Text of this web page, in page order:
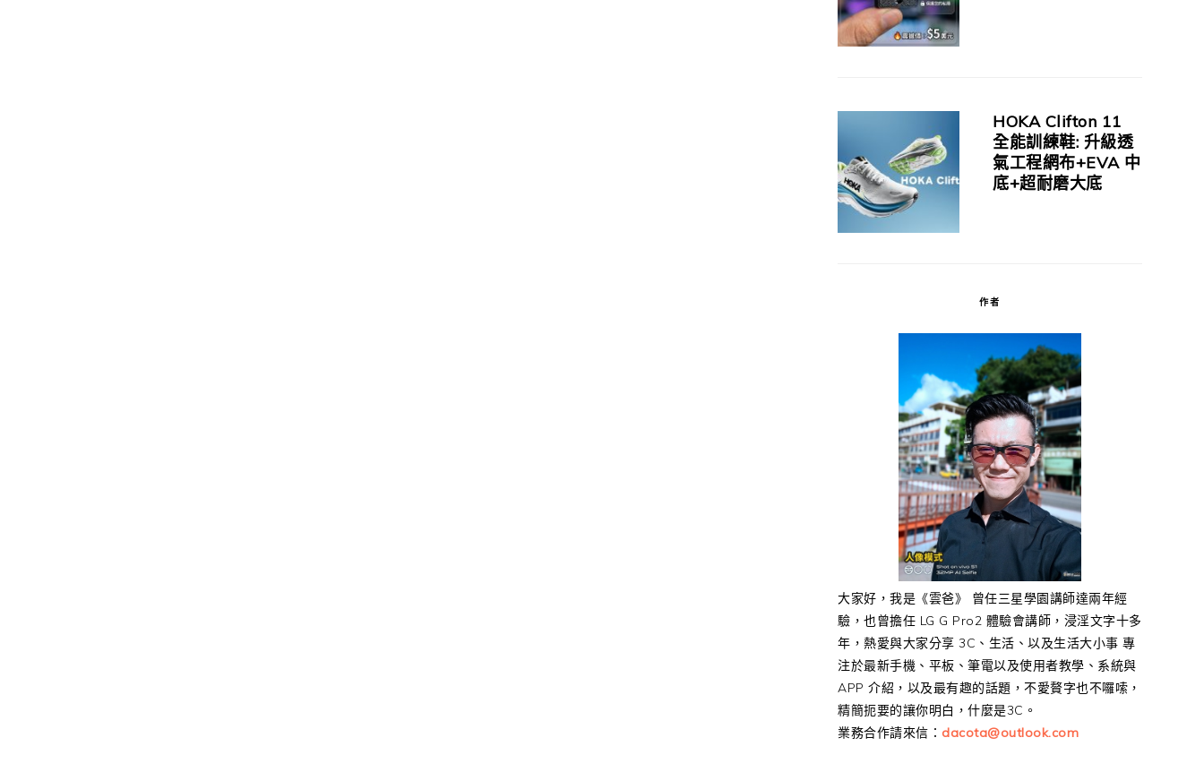
HOKA Clifton 11
全能訓練鞋: 升級透
氣工程網布+EVA 中
底+超耐磨大底
作者
大家好，我是《雲爸》 曾任三星學園講師達兩年經
驗，也曾擔任 LG G Pro2 體驗會講師，浸淫文字十多
年，熱愛與大家分享 3C、生活、以及生活大小事 專
注於最新手機、平板、筆電以及使用者教學、系統與
APP 介紹，以及最有趣的話題，不愛贅字也不囉嗦，
精簡扼要的讓你明白，什麼是3C。
業務合作請來信： dacota@outlook.com